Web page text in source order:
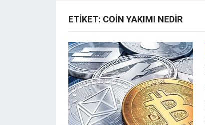
ETIKET: COIN YAKIMI NEDIR